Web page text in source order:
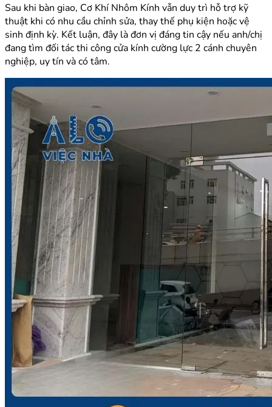
Sau khi bàn giao, Cơ Khí Nhôm Kính vẫn duy trì hỗ trợ kỹ
thuật khi có nhu cầu chỉnh sửa, thay thế phụ kiện hoặc vệ
sinh định kỳ. Kết luận, đây là đơn vị đáng tin cậy nếu anh/chị
đang tìm đối tác thi công cửa kính cường lực 2 cánh chuyên
nghiệp, uy tín và có tâm.